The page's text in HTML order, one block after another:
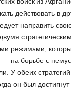
действовать в
направить
режимами,
— на борьбе с
У обеих
он был